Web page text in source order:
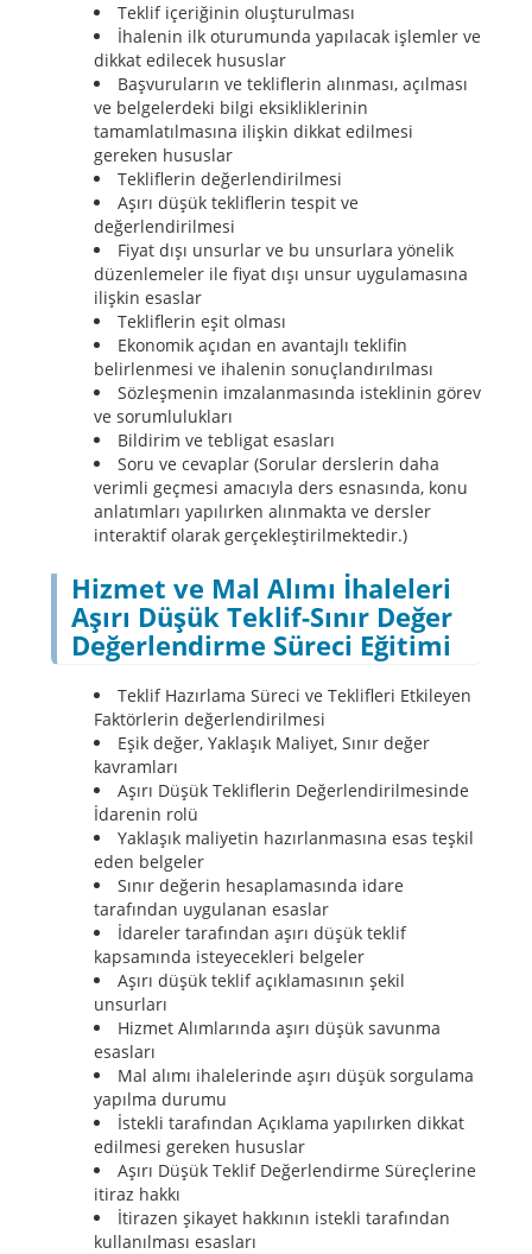
Teklif içeriğinin oluşturulması
İhalenin ilk oturumunda yapılacak işlemler ve
dikkat edilecek hususlar
Başvuruların ve tekliflerin alınması, açılması
ve belgelerdeki bilgi eksikliklerinin
tamamlatılmasına ilişkin dikkat edilmesi
gereken hususlar
Tekliflerin değerlendirilmesi
Aşırı düşük tekliflerin tespit ve
değerlendirilmesi
Fiyat dışı unsurlar ve bu unsurlara yönelik
düzenlemeler ile fiyat dışı unsur uygulamasına
ilişkin esaslar
Tekliflerin eşit olması
Ekonomik açıdan en avantajlı teklifin
belirlenmesi ve ihalenin sonuçlandırılması
Sözleşmenin imzalanmasında isteklinin görev
ve sorumlulukları
Bildirim ve tebligat esasları
Soru ve cevaplar (Sorular derslerin daha
verimli geçmesi amacıyla ders esnasında, konu
anlatımları yapılırken alınmakta ve dersler
interaktif olarak gerçekleştirilmektedir.)
Hizmet ve Mal Alımı İhaleleri
Aşırı Düşük Teklif-Sınır Değer
Değerlendirme Süreci Eğitimi
Teklif Hazırlama Süreci ve Teklifleri Etkileyen
Faktörlerin değerlendirilmesi
Eşik değer, Yaklaşık Maliyet, Sınır değer
kavramları
Aşırı Düşük Tekliflerin Değerlendirilmesinde
İdarenin rolü
Yaklaşık maliyetin hazırlanmasına esas teşkil
eden belgeler
Sınır değerin hesaplamasında idare
tarafından uygulanan esaslar
İdareler tarafından aşırı düşük teklif
kapsamında isteyecekleri belgeler
Aşırı düşük teklif açıklamasının şekil
unsurları
Hizmet Alımlarında aşırı düşük savunma
esasları
Mal alımı ihalelerinde aşırı düşük sorgulama
yapılma durumu
İstekli tarafından Açıklama yapılırken dikkat
edilmesi gereken hususlar
Aşırı Düşük Teklif Değerlendirme Süreçlerine
itiraz hakkı
İtirazen şikayet hakkının istekli tarafından
kullanılması esasları